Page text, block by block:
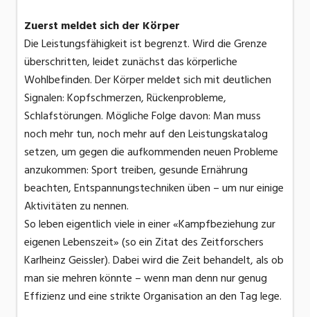
Zuerst meldet sich der Körper
Die Leistungsfähigkeit ist begrenzt. Wird die Grenze
überschritten, leidet zunächst das körperliche
Wohlbefinden. Der Körper meldet sich mit deutlichen
Signalen: Kopfschmerzen, Rückenprobleme,
Schlafstörungen. Mögliche Folge davon: Man muss
noch mehr tun, noch mehr auf den Leistungskatalog
setzen, um gegen die aufkommenden neuen Probleme
anzukommen: Sport treiben, gesunde Ernährung
beachten, Entspannungstechniken üben – um nur einige
Aktivitäten zu nennen.
So leben eigentlich viele in einer «Kampfbeziehung zur
eigenen Lebenszeit» (so ein Zitat des Zeitforschers
Karlheinz Geissler). Dabei wird die Zeit behandelt, als ob
man sie mehren könnte – wenn man denn nur genug
Effizienz und eine strikte Organisation an den Tag lege.